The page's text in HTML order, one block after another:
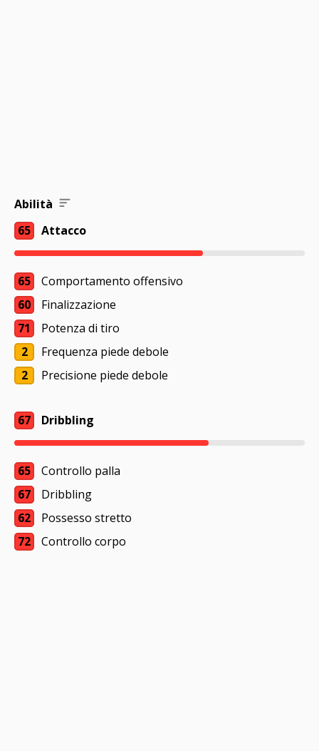
Abilità
65
Attacco
65
Comportamento offensivo
60
Finalizzazione
71
Potenza di tiro
2
Frequenza piede debole
2
Precisione piede debole
67 Dribbling
65
Controllo palla
67
Dribbling
62
Possesso stretto
72
Controllo corpo